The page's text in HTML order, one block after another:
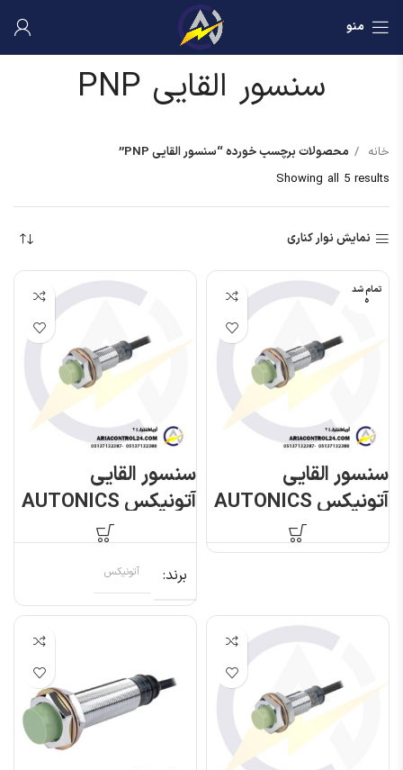
منو
سنسور القایی PNP
خانه
محصولات برچسب خورده “سنسور القایی PNP”
Showing all 5 results
نمایش نوار کناری
تمام شد
ه
سنسور القایی
آتونیکس AUTONICS
PR12-2DN
سنسور القایی
آتونیکس AUTONICS
PR12-4DN
برند آتونیکس